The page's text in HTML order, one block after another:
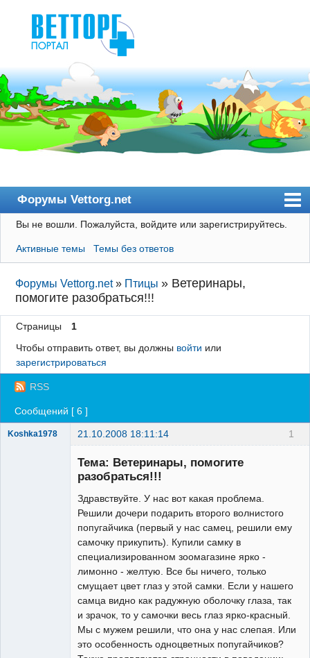
Форумы Vettorg.net
Главная
Пользователи
Правила
Поиск
Регистрация
Вход
Вы не вошли. Пожалуйста, войдите или зарегистрируйтесь.
Активные темы Темы без ответов
Форумы Vettorg.net » Птицы » Ветеринары,
помогите разобраться!!!
Страницы
1
Чтобы отправить ответ, вы должны войти или
зарегистрироваться
RSS
Сообщений [ 6 ]
1
Koshka1978 21.10.2008 18:11:14
Зарегистрированный
Тема: Ветеринары, помогите
разобраться!!!
Здравствуйте. У нас вот какая проблема.
Решили дочери подарить второго волнистого
попугайчика (первый у нас самец, решили ему
самочку прикупить). Купили самку в
специализированном зоомагазине ярко -
лимонно - желтую. Все бы ничего, только
смущает цвет глаз у этой самки. Если у нашего
самца видно как радужную оболочку глаза, так
и зрачок, то у самочки весь глаз ярко-красный.
Мы с мужем решили, что она у нас слепая. Или
это особенность одноцветных попугайчиков?